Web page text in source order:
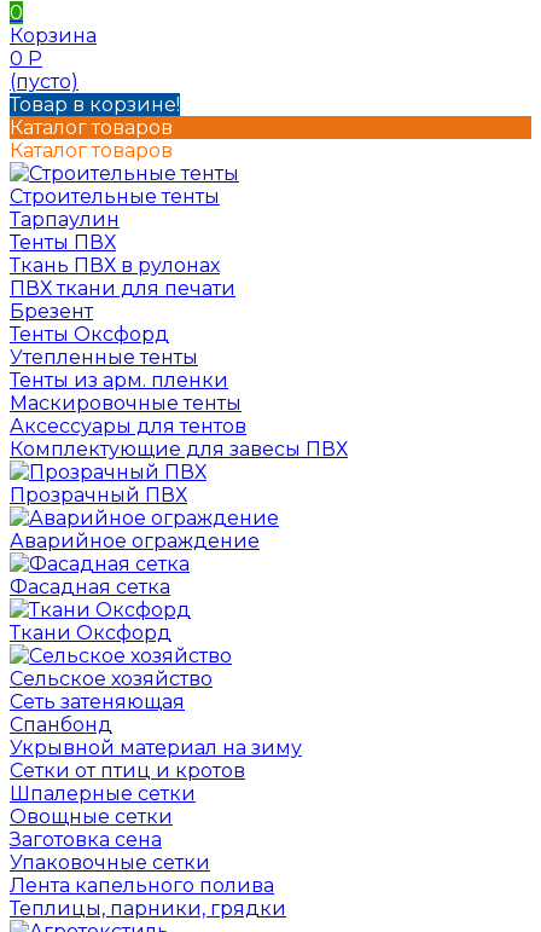
0
Корзина
0 Р
(пусто)
Товар в корзине!
Каталог товаров
Каталог товаров
Строительные тенты
Тарпаулин
Тенты ПВХ
Ткань ПВХ в рулонах
ПВХ ткани для печати
Брезент
Тенты Оксфорд
Утепленные тенты
Тенты из арм. пленки
Маскировочные тенты
Аксессуары для тентов
Комплектующие для завесы ПВХ
Прозрачный ПВХ
Аварийное ограждение
Фасадная сетка
Ткани Оксфорд
Сельское хозяйство
Сеть затеняющая
Спанбонд
Укрывной материал на зиму
Сетки от птиц и кротов
Шпалерные сетки
Овощные сетки
Заготовка сена
Упаковочные сетки
Лента капельного полива
Теплицы, парники, грядки